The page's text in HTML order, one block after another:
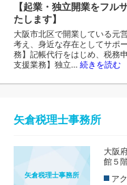
【起業・独立開業をフル
たします】
大阪市北区で開業している元
考え、身近な存在としてサポ
務】記帳代行をはじめ、税務
支援業務】独立… 続きを読む
矢倉税理士事務所
矢倉税理士事務所
大阪
館５
ア